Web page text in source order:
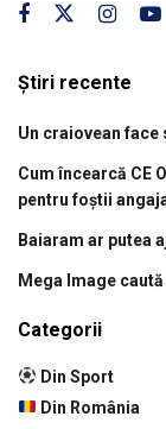
Știri recente
Un craiovean face
Cum încearcă CE
pentru foștii
Baiaram ar putea
Mega Image
Categorii
Din Sport
Din România